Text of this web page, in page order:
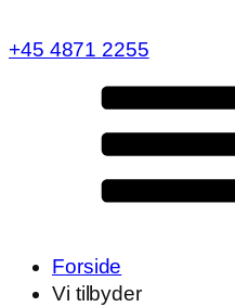
+45 4871 2255
Forside
Vi tilbyder